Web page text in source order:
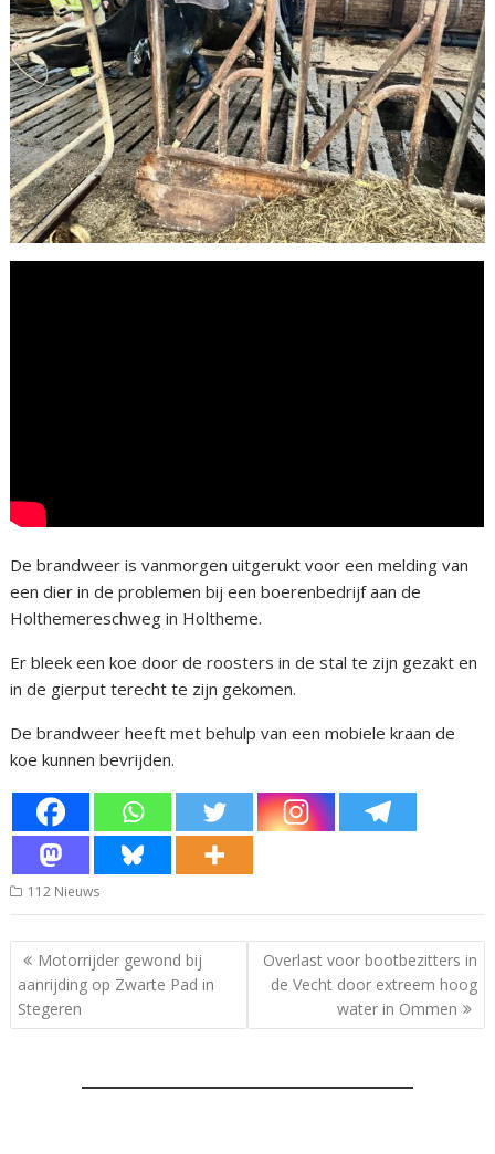
De brandweer is vanmorgen uitgerukt voor een melding van
een dier in de problemen bij een boerenbedrijf aan de
Holthemereschweg in Holtheme.
Er bleek een koe door de roosters in de stal te zijn gezakt en
in de gierput terecht te zijn gekomen.
De brandweer heeft met behulp van een mobiele kraan de
koe kunnen bevrijden.
112 Nieuws
Bericht
navigatie
Motorrijder gewond bij
aanrijding op Zwarte Pad in
Stegeren
Overlast voor bootbezitters in
de Vecht door extreem hoog
water in Ommen